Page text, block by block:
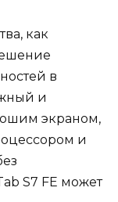
как
в
и
экраном,
и
S7 FE может